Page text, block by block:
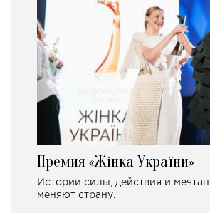
Премия «Жінка України»
Истории силы, действия и
меняют страну.